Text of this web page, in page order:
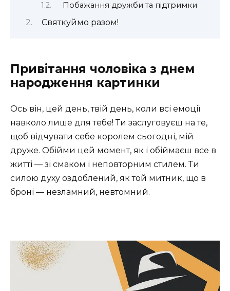
Побажання дружби та підтримки
Святкуймо разом!
Привітання чоловіка з днем
народження картинки
Ось він, цей день, твій день, коли всі емоції
навколо лише для тебе! Ти заслуговуєш на те,
щоб відчувати себе королем сьогодні, мій
друже. Обійми цей момент, як і обіймаєш все в
житті — зі смаком і неповторним стилем. Ти
силою духу оздоблений, як той митник, що в
броні — незламний, невтомний.